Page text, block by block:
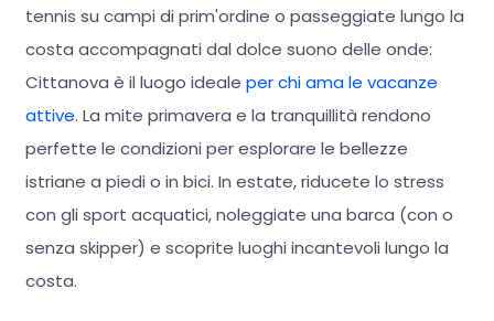
tennis su campi di prim'ordine o passeggiate lungo la
costa accompagnati dal dolce suono delle onde:
Cittanova è il luogo ideale per chi ama le vacanze
attive. La mite primavera e la tranquillità rendono
perfette le condizioni per esplorare le bellezze
istriane a piedi o in bici. In estate, riducete lo stress
con gli sport acquatici, noleggiate una barca (con o
senza skipper) e scoprite luoghi incantevoli lungo la
costa.